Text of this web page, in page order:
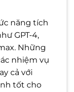
năng tích
GPT-4,
Những
nhiệm vụ
cả với
tốt cho